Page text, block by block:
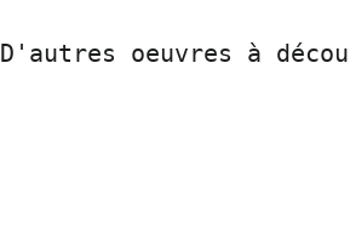
D'autres oeuvres à